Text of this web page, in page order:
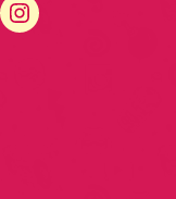
https://www.instagram.com/fmodiaresende